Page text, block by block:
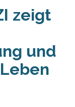
zeigt
und